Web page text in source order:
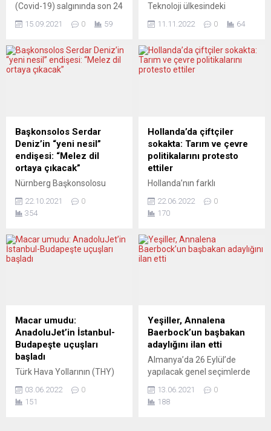
(Covid-19) salgınında son 24
kaybetti. Sağlık Bakanlığının
24 saatte yapılan 318 bin
593 testte 4 bin 21 kişiye
613 bin 214’e ulaştı. Ülkede...
15.09.2021 0 59
Teknoloji ülkesindeki
şaşırttı: Berlin’de, 26 Eylül
yaşanan aksaklıklar ve
hatalar sebebiyle seçimlerin
kanıtlanan aksaklıklar ve
hatalar sebebiyle genel
seçimlerin tekrarlanması
gerektiğine ilişkin önergesi,
374 oyla kabul edildi.
Oylamada 31 milletvekili...
11.11.2022 0 64
Başkonsolos Serdar
Deniz’in “yeni nesil”
endişesi: “Melez dil
ortaya çıkacak”
Nürnberg Başkonsolosu
anne ve babalara yönelik
düzenlenen bir toplantıda,
ve eyalette kaldırılan Türkçe
derslerine işaret ederek, bir
tarafından “Ebeveyn olarak
çocuğuma, okul hayatında
en etkili nasıl destek
olabilirim” konulu...
22.10.2021
0
354
Hollanda’da çiftçiler
sokakta: Tarım ve çevre
politikalarını protesto
ettiler
Hollanda’nın farklı
hükümetin tarım ve çevre
politikalarını protesto için
bölgesindeki Stroe köyünde
toplandı. Çeşitli kurumların
tarım araçlarıyla katıldı.
Sabahın erken saatlerinde
toplanan çiftçiler yüzlerce
traktörle otoyollarda
yoğunluğa neden olurken,
Ulaştırma, Bayındırlık ve Su...
22.06.2022
0
170
Macar umudu:
AnadoluJet’in İstanbul-
Budapeşte uçuşları
başladı
Türk Hava Yollarının (THY)
İstanbul’dan Budapeşte’ye
ilk uçuşunu gerçekleştirdi.
03.06.2022
0
151
Yeşiller, Annalena
Baerbock’un başbakan
adaylığını ilan etti
Almanya’da 26 Eylül’de
yapılacak genel seçimlerde
Annalena Baerbock’un
başbakan adaylığı, bu kez
13.06.2021
0
188